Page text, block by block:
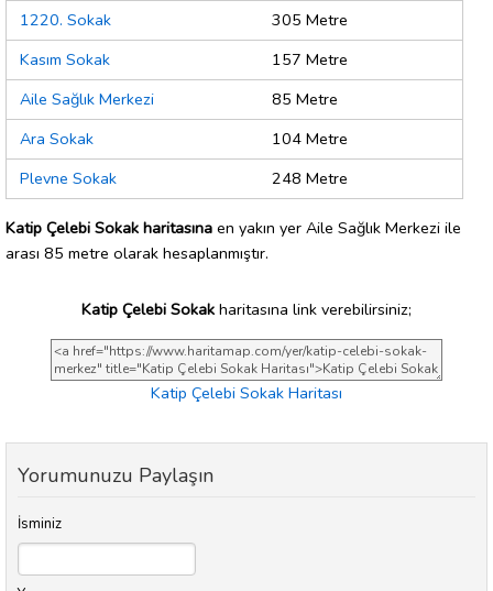
1220. Sokak
305 Metre
Kasım Sokak
157 Metre
Aile Sağlık Merkezi
85 Metre
Ara Sokak
104 Metre
Plevne Sokak
248 Metre
Katip Çelebi Sokak haritasına en yakın yer Aile Sağlık Merkezi ile
arası 85 metre olarak hesaplanmıştır.
Katip Çelebi Sokak haritasına link verebilirsiniz;
Katip Çelebi Sokak Haritası
Yorumunuzu Paylaşın
İsminiz